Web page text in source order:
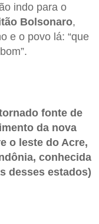
indo para o
Bolsonaro,
e o povo lá: “que
fonte de
da nova
o leste do Acre,
conhecida
desses estados)